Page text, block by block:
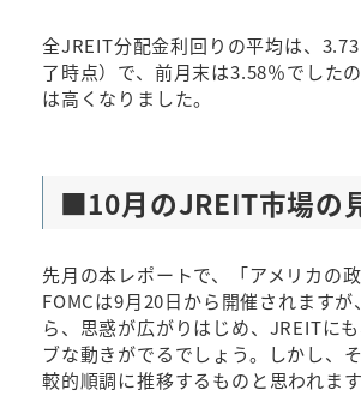
全JREIT分配金利回りの平均は、
了時点）で、前月末は3.58％でした
は高くなりました。
■10月のJREIT市場の
先月の本レポートで、「アメリカの
FOMCは9月20日から開催されます
ら、思惑が広がりはじめ、JREITに
ブな動きがでるでしょう。しかし、
較的順調に推移するものと思われま